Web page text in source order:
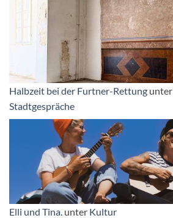
Halbzeit bei der Furtner-Rettung unter
Stadtgespräche
Elli und Tina. unter Kultur